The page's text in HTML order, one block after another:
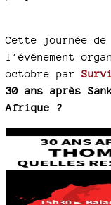
Cette journée
l’événement
octobre par
30 ans après
Afrique ?